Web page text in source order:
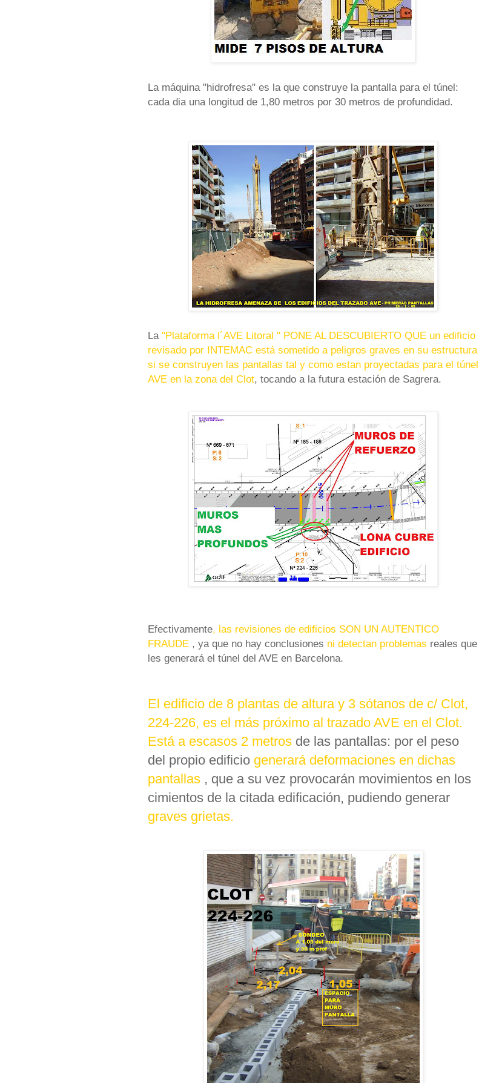
La máquina "hidrofresa" es la que construye la pantalla para el túnel:
cada dia una longitud de 1,80 metros por 30 metros de profundidad.
La "Plataforma l´AVE Litoral " PONE AL DESCUBIERTO QUE un edificio
revisado por INTEMAC está sometido a peligros graves en su estructura
si se construyen las pantallas tal y como estan proyectadas para el túnel
AVE en la zona del Clot, tocando a la futura estación de Sagrera.
Efectivamente, las revisiones de edificios SON UN AUTENTICO
FRAUDE , ya que no hay conclusiones ni detectan problemas reales que
les generará el túnel del AVE en Barcelona.
El edificio de 8 plantas de altura y 3 sótanos de c/ Clot,
224-226, es el más próximo al trazado AVE en el Clot.
Está a escasos 2 metros de las pantallas: por el peso
del propio edificio generará deformaciones en dichas
pantallas , que a su vez provocarán movimientos en los
cimientos de la citada edificación, pudiendo generar
graves grietas.